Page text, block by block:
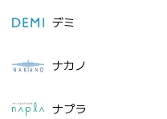
デミ
ナカノ
ナプラ